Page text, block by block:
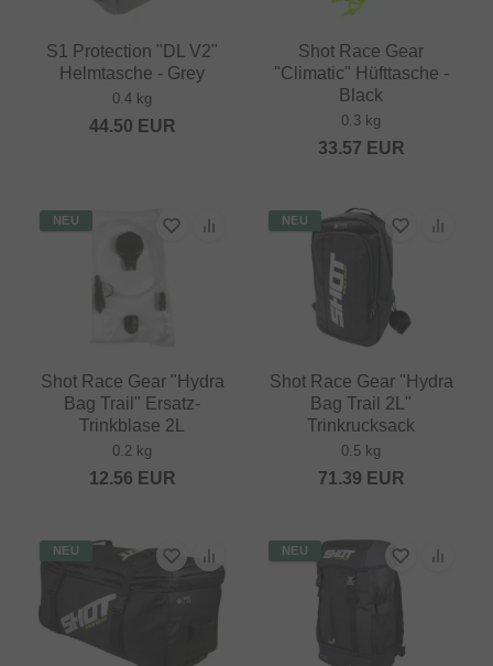
S1 Protection "DL V2"
Helmtasche - Grey
0.4 kg
44.50 EUR
Shot Race Gear
"Climatic" Hüfttasche -
Black
0.3 kg
33.57 EUR
NEU
Shot Race Gear "Hydra
Bag Trail" Ersatz-
Trinkblase 2L
0.2 kg
12.56 EUR
NEU
Shot Race Gear "Hydra
Bag Trail 2L"
Trinkrucksack
0.5 kg
71.39 EUR
NEU NEU